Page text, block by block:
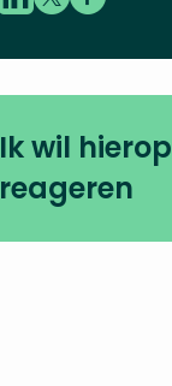
Ik wil hierop
reageren